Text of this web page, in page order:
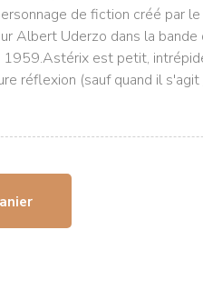
de fiction créé par
Albert Uderzo dans la bande
1959.Astérix est petit,
réflexion (sauf quand il s'agit